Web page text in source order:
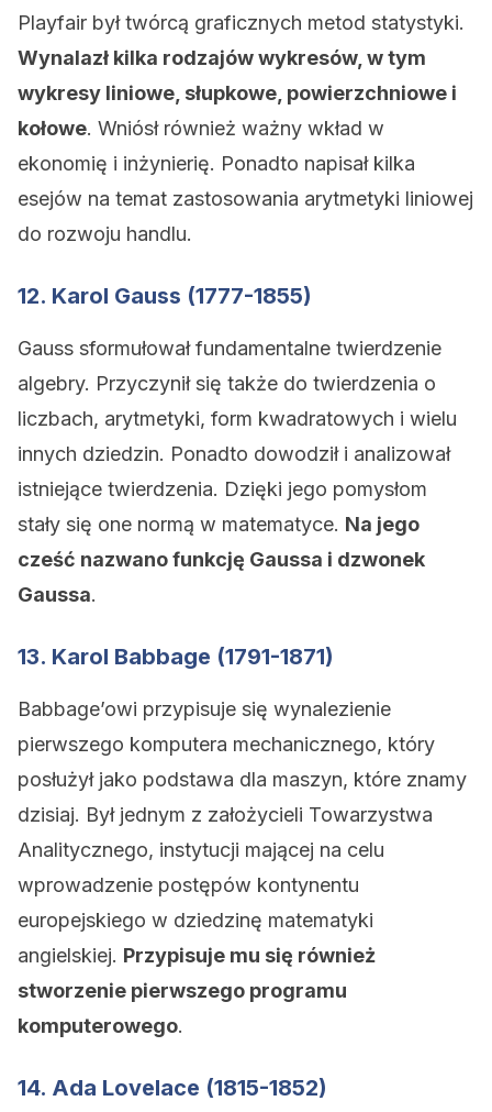
Playfair był twórcą graficznych metod statystyki.
Wynalazł kilka rodzajów wykresów, w tym
wykresy liniowe, słupkowe, powierzchniowe i
kołowe. Wniósł również ważny wkład w
ekonomię i inżynierię. Ponadto napisał kilka
esejów na temat zastosowania arytmetyki liniowej
do rozwoju handlu.
12. Karol Gauss (1777-1855)
Gauss sformułował fundamentalne twierdzenie
algebry. Przyczynił się także do twierdzenia o
liczbach, arytmetyki, form kwadratowych i wielu
innych dziedzin. Ponadto dowodził i analizował
istniejące twierdzenia. Dzięki jego pomysłom
stały się one normą w matematyce. Na jego
cześć nazwano funkcję Gaussa i dzwonek
Gaussa.
13. Karol Babbage (1791-1871)
Babbage’owi przypisuje się wynalezienie
pierwszego komputera mechanicznego, który
posłużył jako podstawa dla maszyn, które znamy
dzisiaj. Był jednym z założycieli Towarzystwa
Analitycznego, instytucji mającej na celu
wprowadzenie postępów kontynentu
europejskiego w dziedzinę matematyki
angielskiej. Przypisuje mu się również
stworzenie pierwszego programu
komputerowego.
14. Ada Lovelace (1815-1852)